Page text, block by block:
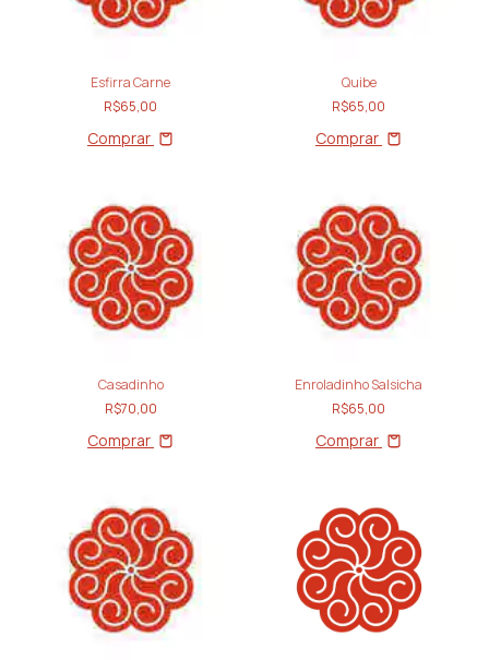
Esfirra Carne
R$65,00
Comprar
Quibe
R$65,00
Comprar
Casadinho
R$70,00
Comprar
Enroladinho Salsicha
R$65,00
Comprar